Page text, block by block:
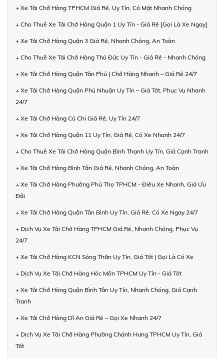
+ Xe Tải Chở Hàng TPHCM Giá Rẻ, Uy Tín, Có Mặt Nhanh Chóng
+ Cho Thuê Xe Tải Chở Hàng Quận 1 Uy Tín - Giá Rẻ [Gọi Là Xe Ngay]
+ Xe Tải Chở Hàng Quận 3 Giá Rẻ, Nhanh Chóng, An Toàn
+ Cho Thuê Xe Tải Chở Hàng Thủ Đức Uy Tín - Giá Rẻ - Nhanh Chóng
+ Xe Tải Chở Hàng Quận Tân Phú | Chở Hàng Nhanh – Giá Rẻ 24/7
+ Xe Tải Chở Hàng Quận Phú Nhuận Uy Tín – Giá Tốt, Phục Vụ Nhanh
24/7
+ Xe Tải Chở Hàng Củ Chi Giá Rẻ, Uy Tín 24/7
+ Xe Tải Chở Hàng Quận 11 Uy Tín, Giá Rẻ, Có Xe Nhanh 24/7
+ Cho Thuê Xe Tải Chở Hàng Quận Bình Thạnh Uy Tín, Giá Cạnh Tranh
+ Xe Tải Chở Hàng Bình Tân Giá Rẻ, Nhanh Chóng, An Toàn
+ Xe Tải Chở Hàng Phường Phú Thọ TPHCM - Điều Xe Nhanh, Giá Ưu
Đãi
+ Xe Tải Chở Hàng Quận Tân Bình Uy Tín, Giá Rẻ, Có Xe Ngay 24/7
+ Dịch Vụ Xe Tải Chở Hàng TPHCM Giá Rẻ, Nhanh Chóng, Phục Vụ
24/7
+ Xe Tải Chở Hàng KCN Sóng Thần Uy Tín, Giá Tốt | Gọi Là Có Xe
+ Dịch Vụ Xe Tải Chở Hàng Hóc Môn TPHCM Uy Tín - Giá Tốt
+ Xe Tải Chở Hàng Quận Bình Tân Uy Tín, Nhanh Chóng, Giá Cạnh
Tranh
+ Xe Tải Chở Hàng Dĩ An Giá Rẻ – Gọi Xe Nhanh 24/7
+ Dịch Vụ Xe Tải Chở Hàng Phường Chánh Hưng TPHCM Uy Tín, Giá
Tốt